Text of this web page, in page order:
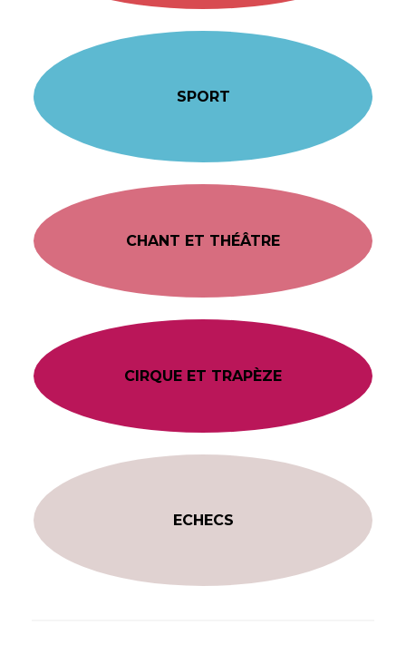
SPORT
CHANT ET THÉÂTRE
CIRQUE ET TRAPÈZE
ECHECS